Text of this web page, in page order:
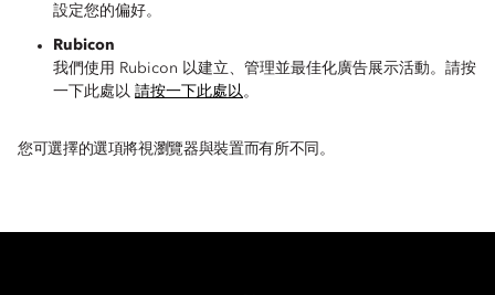
設定您的偏好。
Rubicon
我們使用 Rubicon 以建立、管理並最佳化廣告展示活動。請按
一下此處以 請按一下此處以。
您可選擇的選項將視瀏覽器與裝置而有所不同。